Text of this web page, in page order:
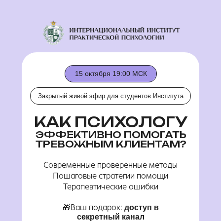
ЭФФЕКТИВНО ПОМОГАТЬ
ТРЕВОЖНЫМ КЛИЕНТАМ?
КАК ПСИХОЛОГУ
Закрытый живой эфир для студентов Института
15 октября 19:00 МСК
🎁Ваш подарок: доступ в
секретный канал
Современные проверенные методы
Пошаговые стратегии помощи
Терапевтические ошибки